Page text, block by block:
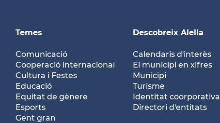
Temes
Comunicació
Cooperació internacional
Cultura i Festes
Educació
Equitat de gènere
Esports
Gent gran
Descobreix Alella
Calendaris d'interès
El municipi en xifres
Municipi
Turisme
Identitat coorporativa
Directori d'entitats